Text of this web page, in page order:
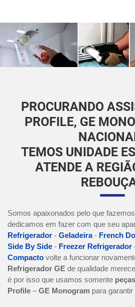
PROCURANDO
PROFILE, GE
TEMOS UNIDADE
ATENDE A
Somos apaixonados pelo que
dedicamos em fazer com que seu
Refrigerador - Geladeira- French
Side By Side - Freezer Refrigerador
Compacto volte a funcionar
Refrigerador GE de qualidade
é por isso que usamos somente
Profile –GE Monogram para